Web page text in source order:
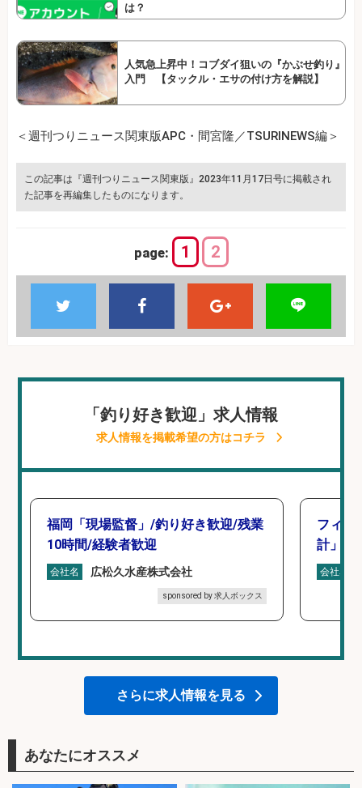
は？
人気急上昇中！コブダイ狙いの『かぶせ釣り』
入門 【タックル・エサの付け方を解説】
＜週刊つりニュース関東版APC・間宮隆／TSURINEWS編＞
この記事は『週刊つりニュース関東版』2023年11月17日号に掲載され
た記事を再編集したものになります。
page: 1 2
「釣り好き歓迎」求人情報
求人情報を掲載希望の方はコチラ
福岡「現場監督」/釣り好き歓迎/残業
10時間/経験者歓迎
会社名 広松久水産株式会社
sponsored by 求人ボックス
フィッ
計」
会社名
さらに求人情報を見る
あなたにオススメ